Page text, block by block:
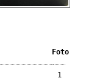
Foto
1